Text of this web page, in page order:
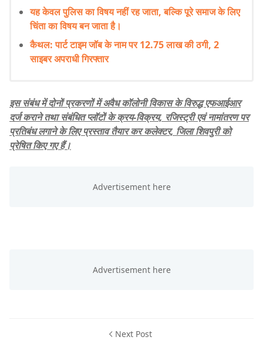
यह केवल पुलिस का विषय नहीं रह जाता, बल्कि पूरे समाज के लिए
चिंता का विषय बन जाता है।
कैथल: पार्ट टाइम जॉब के नाम पर 12.75 लाख की ठगी, 2
साइबर अपराधी गिरफ्तार
इस संबंध में दोनों प्रकरणों में अवैध कॉलोनी विकास के विरुद्ध एफआईआर
दर्ज कराने तथा संबंधित प्लॉटों के क्रय-विक्रय, रजिस्ट्री एवं नामांतरण पर
प्रतिबंध लगाने के लिए प्रस्ताव तैयार कर कलेक्टर, जिला शिवपुरी को
प्रेषित किए गए हैं।
Next Post